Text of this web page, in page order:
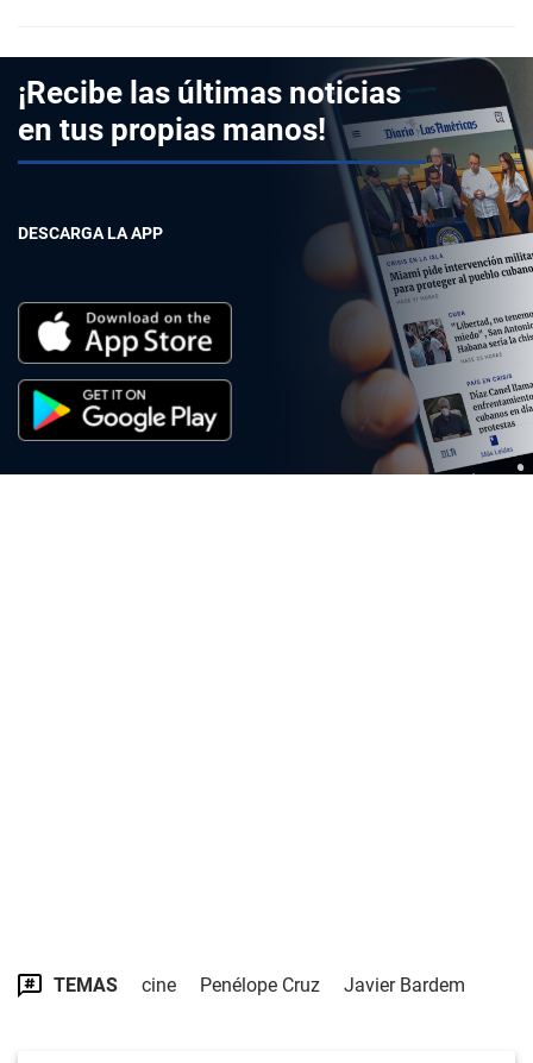
¡Recibe las últimas noticias
en tus propias manos!
DESCARGA LA APP
TEMAS cine Penélope Cruz Javier Bardem